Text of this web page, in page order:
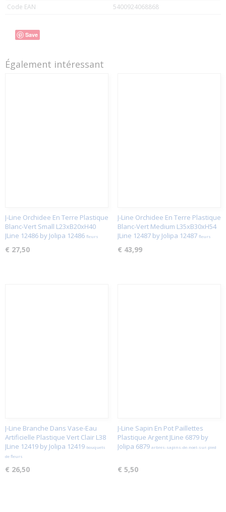
Code EAN 5400924068868
Save
Également intéressant
J-Line Orchidee En Terre Plastique
Blanc-Vert Small L23xB20xH40
JLine 12486 by Jolipa 12486 fleurs
€ 27,50
J-Line Orchidee En Terre Plastique
Blanc-Vert Medium L35xB30xH54
JLine 12487 by Jolipa 12487 fleurs
€ 43,99
J-Line Branche Dans Vase-Eau
Artificielle Plastique Vert Clair L38
JLine 12419 by Jolipa 12419 bouquets
de fleurs
€ 26,50
J-Line Sapin En Pot Paillettes
Plastique Argent JLine 6879 by
Jolipa 6879 arbres-sapins-de-noel-sur-pied
€ 5,50